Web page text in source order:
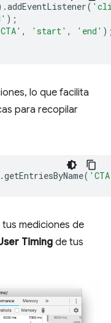
addEventListener(
);
, 'start' , 'end'
lo que facilita
para recopilar
.getEntriesByName(
mediciones de
Timingde tus